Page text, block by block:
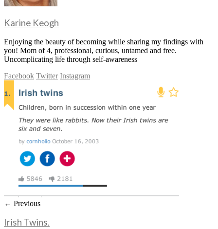
Karine Keogh
Enjoying the beauty of becoming while sharing my findings with
you! Mom of 4, professional, curious, untamed and free.
Uncomplicating life through self-awareness
Facebook Twitter Instagram
← Previous
Irish Twins.